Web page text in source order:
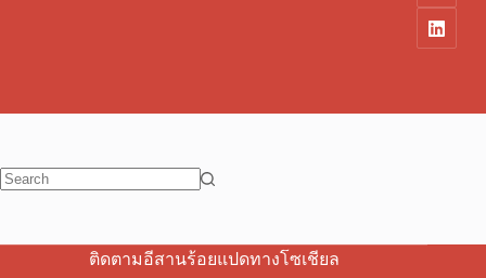
ติดตามอีสานร้อยแปดทางโซเชียล